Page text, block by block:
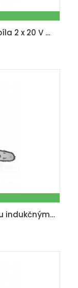
RACS 4020i SET - aku reťazová píla 2 x 20 V + 2x 4 Ah batéria + duálna rýchlonabíjačka 4,5 A
RACS 3540i - reťazová píla s aku indukčným motorom 40 V